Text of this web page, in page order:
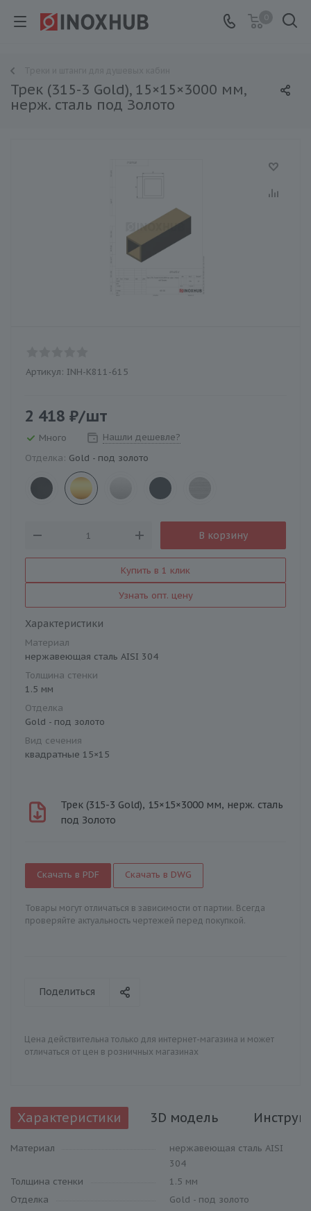
0
Трек (315-3 Gold), 15×15×3000 мм,
нерж. сталь под Золото
Артикул: INH-K811-615
2 418 ₽/шт
Много
Нашли дешевле?
Отделка: Gold - под золото
В корзину
Купить в 1 клик
Узнать опт. цену
Характеристики
Материал
нержавеющая сталь AISI 304
Толщина стенки
1.5 мм
Отделка
Gold - под золото
Вид сечения
квадратные 15×15
Трек (315-3 Gold), 15×15×3000 мм, нерж. сталь
под Золото
Скачать в PDF Скачать в DWG
Товары могут отличаться в зависимости от партии. Всегда
проверяйте актуальность чертежей перед покупкой.
Поделиться
Цена действительна только для интернет-магазина и может
отличаться от цен в розничных магазинах
Характеристики 3D модель
Материал
нержавеющая сталь AISI
304
Толщина стенки
1.5 мм
Отделка
Gold - под золото